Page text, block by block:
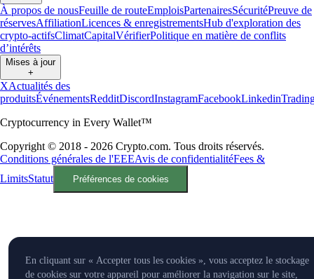
À propos de nousFeuille de routeEmploisPartenairesSécuritéPreuve de
réservesAffiliationLicences & enregistrementsHub d'exploration des
crypto-actifsClimatCapitalVérifierPolitique en matière de conflits
d’intérêts
Mises à jour
+
XActualités des
produitsÉvénementsRedditDiscordInstagramFacebookLinkedin
Cryptocurrency in Every Wallet™
Copyright © 2018 - 2026 Crypto.com. Tous droits réservés.
Conditions générales de l'EEEAvis de confidentialitéFees &
LimitsStatut Préférences de cookies
En cliquant sur « Accepter tous les cookies », vous acceptez le stockage
de cookies sur votre appareil pour améliorer la navigation sur le site,